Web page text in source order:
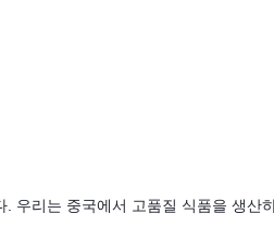
우리는 중국에서 고품질 식품을 생산